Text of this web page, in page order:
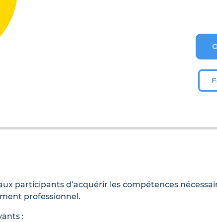
participants d’acquérir les compétences
professionnel.
: